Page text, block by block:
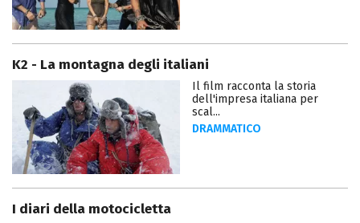
K2 - La montagna degli italiani
Il film racconta la storia
dell'impresa italiana per
scal...
DRAMMATICO
I diari della motocicletta